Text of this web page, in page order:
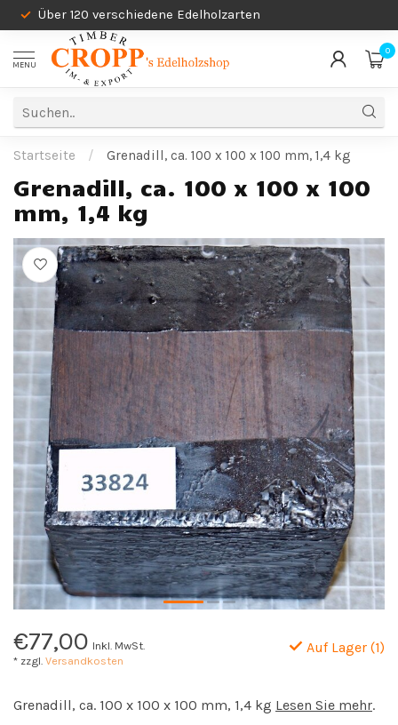
Über 120 verschiedene Edelholzarten
MENU
0
Startseite / Grenadill, ca. 100 x 100 x 100 mm, 1,4 kg
Grenadill, ca. 100 x 100 x 100
mm, 1,4 kg
€77,00 Inkl. MwSt.
* zzgl. Versandkosten
Auf Lager (1)
Grenadill, ca. 100 x 100 x 100 mm, 1,4 kg Lesen Sie mehr.